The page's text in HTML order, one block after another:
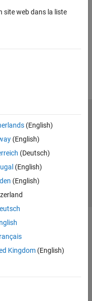
site web dans la liste
(English)
(English)
(Deutsch)
(English)
(English)
Kingdom(English)
Contacts locaux